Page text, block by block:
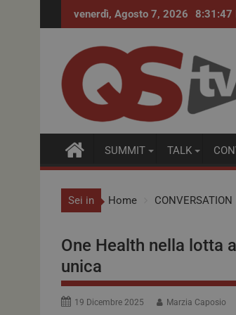
venerdì, Agosto 7, 2026 8:31:48
Procurement farmaceutico.
SUMMIT TALK
Sei in Home CONVERSATION
One Health nella lotta
unica
19 Dicembre 2025 Marzia Caposio